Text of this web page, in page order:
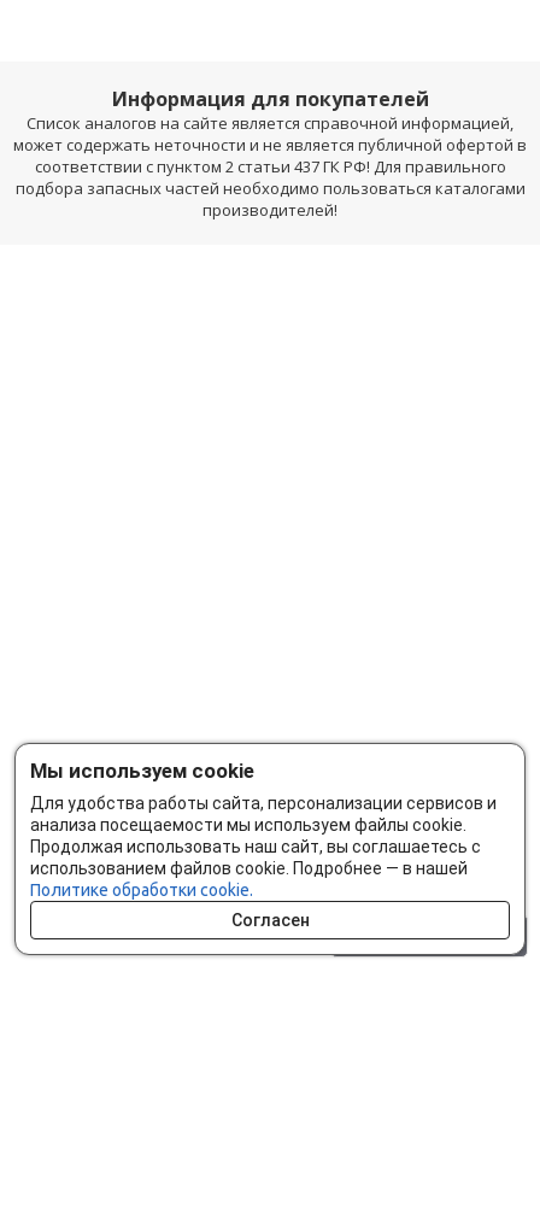
Информация для покупателей
Список аналогов на сайте является справочной информацией,
может содержать неточности и не является публичной офертой в
соответствии с пунктом 2 статьи 437 ГК РФ! Для правильного
подбора запасных частей необходимо пользоваться каталогами
производителей!
Мы используем cookie
Для удобства работы сайта, персонализации сервисов и
анализа посещаемости мы используем файлы cookie.
Продолжая использовать наш сайт, вы соглашаетесь с
использованием файлов cookie. Подробнее — в нашей
Политике обработки cookie.
Согласен